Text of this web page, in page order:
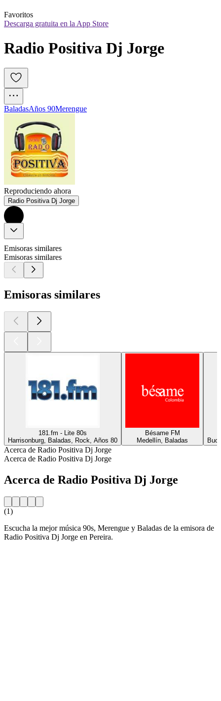
Favoritos
Descarga gratuita en la App Store
Radio Positiva Dj Jorge
BaladasAños 90Merengue
Reproduciendo ahora
Radio Positiva Dj Jorge
Emisoras similares
Emisoras similares
Emisoras similares
181.fm - Lite 80s
Harrisonburg, Baladas, Rock, Años 80
Bésame FM
Medellín, Baladas
Acerca de Radio Positiva Dj Jorge
Acerca de Radio Positiva Dj Jorge
Acerca de Radio Positiva Dj Jorge
(1)
Escucha la mejor música 90s, Merengue y Baladas de la emisora de
Radio Positiva Dj Jorge en Pereira.